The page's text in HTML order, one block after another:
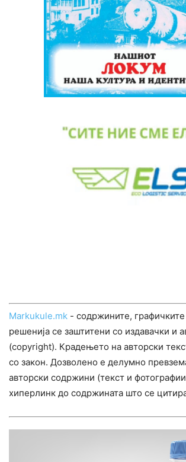
Markukule.mk - содржините,
решенија се заштитени со издавачки и
(copyright). Крадењето на авторски
со закон. Дозволено е делумно
авторски содржини (текст и
хиперлинк до содржината што се